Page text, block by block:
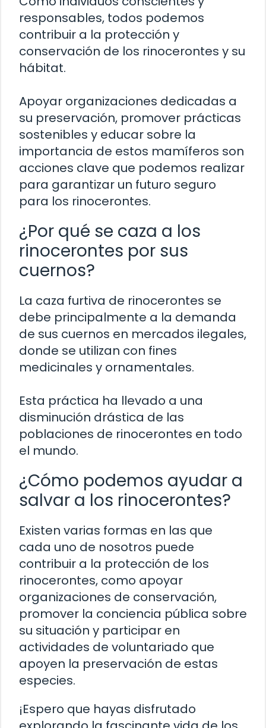
responsables, todos podemos
contribuir a la protección y
conservación de los rinocerontes y su
hábitat.
Apoyar organizaciones dedicadas a
su preservación, promover prácticas
sostenibles y educar sobre la
importancia de estos mamíferos son
acciones clave que podemos realizar
para garantizar un futuro seguro
para los rinocerontes.
¿Por qué se caza a los
rinocerontes por sus
cuernos?
La caza furtiva de rinocerontes se
debe principalmente a la demanda
de sus cuernos en mercados ilegales,
donde se utilizan con fines
medicinales y ornamentales.
Esta práctica ha llevado a una
disminución drástica de las
poblaciones de rinocerontes en todo
el mundo.
¿Cómo podemos ayudar a
salvar a los rinocerontes?
Existen varias formas en las que
cada uno de nosotros puede
contribuir a la protección de los
rinocerontes, como apoyar
organizaciones de conservación,
promover la conciencia pública sobre
su situación y participar en
actividades de voluntariado que
apoyen la preservación de estas
especies.
¡Espero que hayas disfrutado